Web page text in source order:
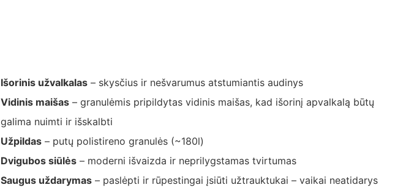
Išorinis užvalkalas – skysčius ir nešvarumus atstumiantis audinys
Vidinis maišas – granulėmis pripildytas vidinis maišas, kad išorinį apvalkalą būtų
galima nuimti ir išskalbti
Užpildas – putų polistireno granulės (~180l)
Dvigubos siūlės – moderni išvaizda ir neprilygstamas tvirtumas
Saugus uždarymas – paslėpti ir rūpestingai įsiūti užtrauktukai – vaikai neatidarys